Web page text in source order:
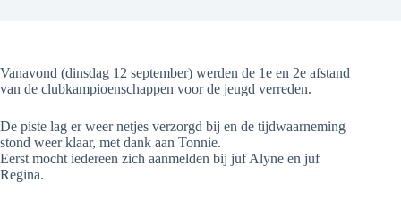
Vanavond (dinsdag 12 september) werden de 1e en 2e afstand
van de clubkampioenschappen voor de jeugd verreden.
De piste lag er weer netjes verzorgd bij en de tijdwaarneming
stond weer klaar, met dank aan Tonnie.
Eerst mocht iedereen zich aanmelden bij juf Alyne en juf
Regina.